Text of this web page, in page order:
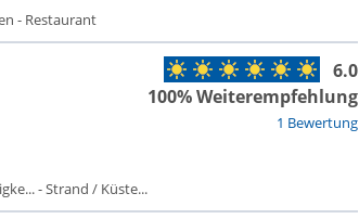
- Restaurant
1 Bewertung
6.0
100% Weiterempfehlung
- Strand / Küste...